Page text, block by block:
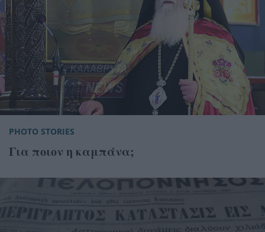
PHOTO STORIES
Για ποιον η καμπάνα;